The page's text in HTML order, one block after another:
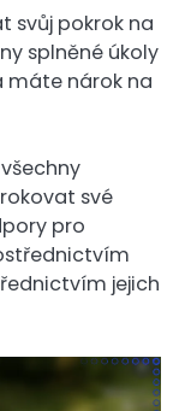
svůj pokrok na
splněné úkoly
máte nárok na
své
pro
jejich